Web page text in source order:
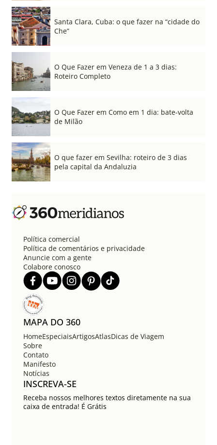
Santa Clara, Cuba: o que fazer na “cidade do
Che”
O Que Fazer em Veneza de 1 a 3 dias:
Roteiro Completo
O Que Fazer em Como em 1 dia: bate-volta
de Milão
O que fazer em Sevilha: roteiro de 3 dias
pela capital da Andaluzia
Política comercial
Política de comentários e privacidade
Anuncie com a gente
Colabore conosco
MAPA DO 360
HomeEspeciaisArtigosAtlasDicas de Viagem
Sobre
Contato
Manifesto
Notícias
INSCREVA-SE
Receba nossos melhores textos diretamente na sua
caixa de entrada! É Grátis